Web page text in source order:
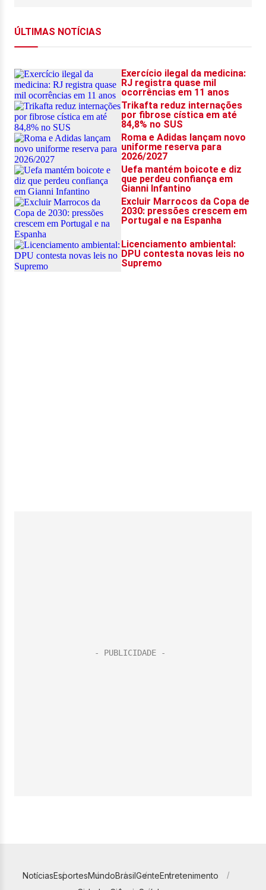
NotíciasEsportesMundoBrasilGenteEntretenimento